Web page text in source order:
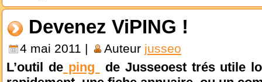
Devenez ViPING !
4 mai 2011 | Auteur jusseo
L’outil deping
de Jusseoest trés utile